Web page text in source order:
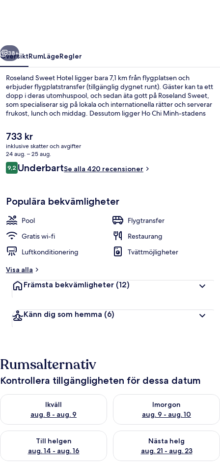
Nästa
38+
ÖversiktRumLägeRegler
Roseland Sweet Hotel ligger bara 7,1 km från flygplatsen och
erbjuder flygplatstransfer (tillgänglig dygnet runt). Gäster kan ta ett
dopp i deras utomhuspool, och sedan äta gott på Roseland Sweet,
som specialiserar sig på lokala och internationella rätter och serverar
frukost, lunch och middag. Dessutom ligger Ho Chi Minh-stadens
promenad härifrån. Den hjälpsamma personalen och läget brukar
uppskattas av våra resenärer. Boendet ligger bara en kort
promenad från kollektivtrafik. Till Opera House station tar det 6
minuter att gå och till Ba Son station är det 13 minuter.
Det
nuvarande
priset
är
733 kr
733 kr
inklusive skatter och avgifter
24 aug. – 25 aug.
Recensioner
9,29,2 av 10,
UnderbartSe alla 420 recensioner
Populära bekvämligheter
Pool
Flygtransfer
Gratis wi-fi
Restaurang
Luftkonditionering
Tvättmöjligheter
Visa alla
Främsta bekvämligheter (12)
Känn dig som hemma (6)
Rumsalternativ
Kontrollera tillgängligheten för dessa datum
Ikväll
aug. 8 - aug. 9
Kontrollera tillgängligheten för ikväll aug. 8 - aug. 9
Imorgon
aug. 9 - aug. 10
Kontrollera tillgängligheten
Till helgen
aug. 14 - aug. 16
Kontrollera tillgängligheten för den här helgen aug. 14 - aug.
Nästa helg
aug. 21 - aug. 23
Kontrollera tillgängligheten